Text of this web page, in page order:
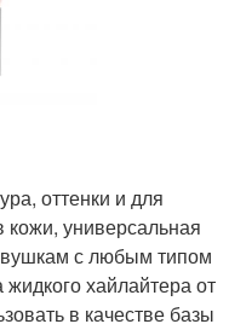
оттенки и для
кожи, универсальная
с любым типом
хайлайтера от
в качестве базы